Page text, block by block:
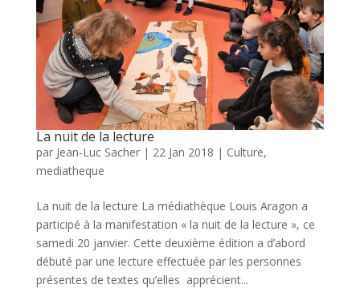
La nuit de la lecture
par Jean-Luc Sacher| 22 Jan 2018 | Culture,
mediatheque
La nuit de la lecture La médiathèque Louis Aragon a
participé à la manifestation « la nuit de la lecture », ce
samedi 20 janvier. Cette deuxième édition a d’abord
débuté par une lecture effectuée par les personnes
présentes de textes qu’elles apprécient...